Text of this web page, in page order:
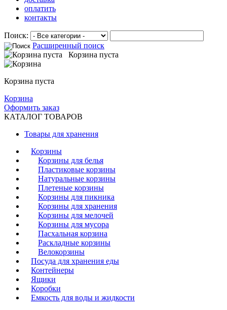
оплатить
контакты
Поиск:
Расширенный поиск
Корзина пуста
Корзина пуста
Корзина
Оформить заказ
КАТАЛОГ ТОВАРОВ
Товары для хранения
Корзины
Корзины для белья
Пластиковые корзины
Натуральные корзины
Плетеные корзины
Корзины для пикника
Корзины для хранения
Корзины для мелочей
Корзины для мусора
Пасхальная корзина
Раскладные корзины
Велокорзины
Посуда для хранения еды
Контейнеры
Ящики
Коробки
Емкость для воды и жидкости